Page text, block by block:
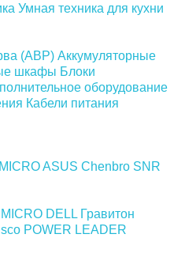
Умная техника для кухни
(АВР) Аккумуляторные
шкафы Блоки
оборудование
Кабели питания
ASUS Chenbro SNR
DELL Гравитон
POWER LEADER